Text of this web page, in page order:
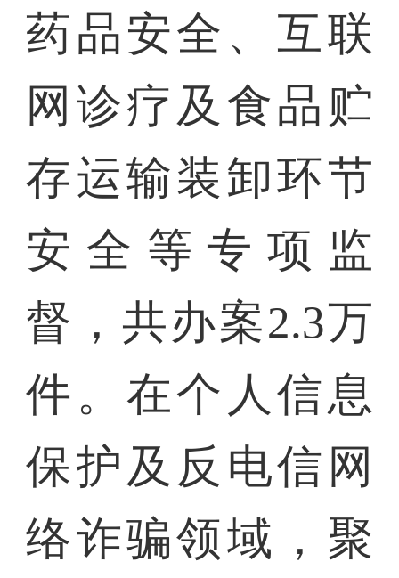
药品安全、互联
网诊疗及食品贮
存运输装卸环节
安全等专项监
督，共办案2.3万
件。在个人信息
保护及反电信网
络诈骗领域，聚